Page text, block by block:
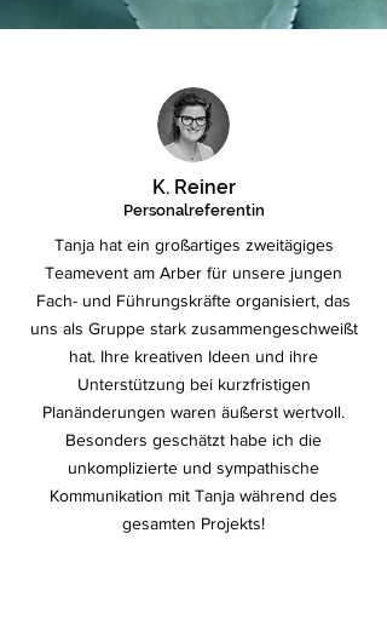
K. Reiner
Personalreferentin
Tanja hat ein großartiges zweitägiges
Teamevent am Arber für unsere jungen
Fach- und Führungskräfte organisiert, das
uns als Gruppe stark zusammengeschweißt
hat. Ihre kreativen Ideen und ihre
Unterstützung bei kurzfristigen
Planänderungen waren äußerst wertvoll.
Besonders geschätzt habe ich die
unkomplizierte und sympathische
Kommunikation mit Tanja während des
gesamten Projekts!